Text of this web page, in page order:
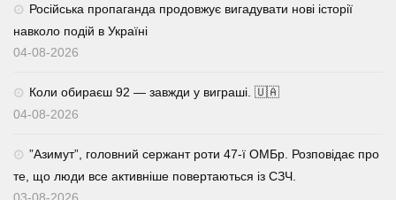
Російська пропаганда продовжує вигадувати нові історії
навколо подій в Україні
04-08-2026
Коли обираєш 92 — завжди у виграші. 🇺🇦
04-08-2026
⁨”Азимут”, головний сержант роти 47-ї ОМБр. Розповідає про
те, що люди все активніше повертаються із СЗЧ.
03-08-2026